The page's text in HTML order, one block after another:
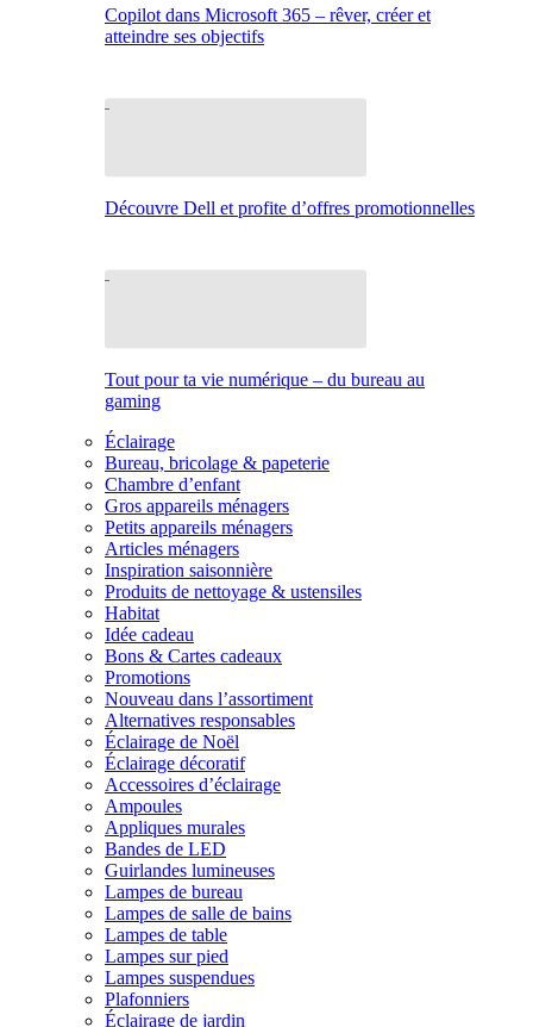
Copilot dans Microsoft 365 – rêver, créer et
atteindre ses objectifs
Découvre Dell et profite d’offres promotionnelles
Tout pour ta vie numérique – du bureau au
gaming
Éclairage
Bureau, bricolage & papeterie
Chambre d’enfant
Gros appareils ménagers
Petits appareils ménagers
Articles ménagers
Inspiration saisonnière
Produits de nettoyage & ustensiles
Habitat
Idée cadeau
Bons & Cartes cadeaux
Promotions
Nouveau dans l’assortiment
Alternatives responsables
Éclairage de Noël
Éclairage décoratif
Accessoires d’éclairage
Ampoules
Appliques murales
Bandes de LED
Guirlandes lumineuses
Lampes de bureau
Lampes de salle de bains
Lampes de table
Lampes sur pied
Lampes suspendues
Plafonniers
Éclairage de jardin